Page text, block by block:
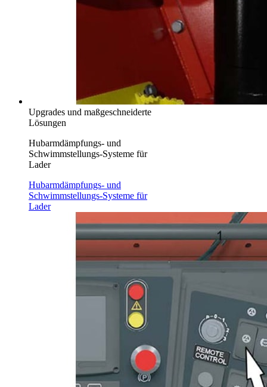
Upgrades und maßgeschneiderte
Lösungen
Hubarmdämpfungs- und
Schwimmstellungs-Systeme für
Lader
Hubarmdämpfungs- und
Schwimmstellungs-Systeme für
Lader